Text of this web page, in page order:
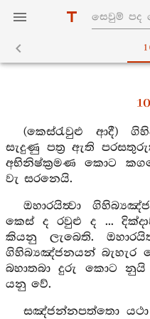
(කෙස්රැවුළු ආදී)
සැදුණු පත්‍ර ඇති
අභිනිෂ්ක්‍රමණ කොට
වැ සරනෙයි.
ඔහාරයිත්‍වා
කෙස් ද රවුළු ද ...
කියනු ලැබෙති.
ගිහිබ්‍යඤ්ජනයන් බැහැර
බහාතබා දුරු කොට නුයි
යනු වේ.
සඤ්ජන්නපත්තො